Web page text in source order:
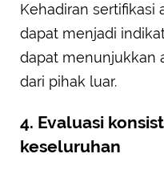
Kehadiran sertifikasi
dapat menjadi
dapat menunjukkan
dari pihak luar.
4. Evaluasi
keseluruhan